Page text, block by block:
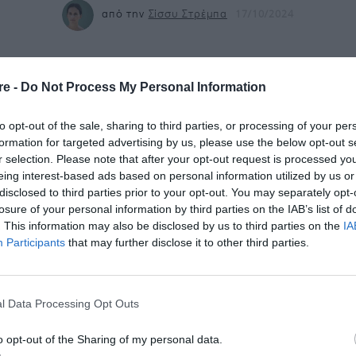
- Do Not Process My Personal Information
opt-out of the sale, sharing to third parties, or processing of your
for targeted advertising by us, please use the below opt-out
selection. Please note that after your opt-out request is processed
interest-based ads based on personal information utilized by us
to third parties prior to your opt-out. You may separately
of your personal information by third parties on the IAB’s list of
This information may also be disclosed by us to third parties on the
Participants that may further disclose it to other third parties.
Data Processing Opt Outs
opt-out of the Sharing of my personal data.
από την Σίσσυ Στρέμπα
σεζόν ξεκινά πολύ δυναμικά φέτος στη
παραγωγή που έρχεται απευθείας από το
.Το μακροβιότερο μιούζικαλ του ιστορικού
της Νέας Υόρκης θα ταξιδέψει σε σχεδόν όλη την
8 μήνες ξεκινώντας το ταξίδι του από τη
διαδραματίζεται στην καρδιά της ομώνυμης
Hurt, μιας μικρής χορεύτριας με μεγάλα όνειρα για